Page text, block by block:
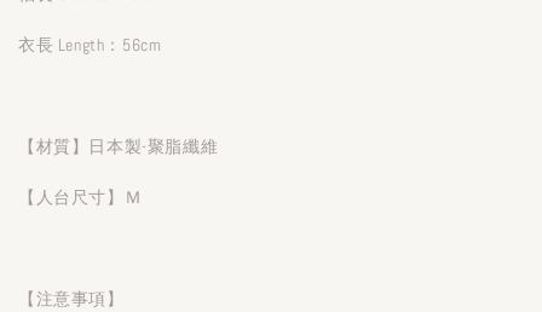
衣長 Length：56cm
【材質】日本製-聚脂纖維
【人台尺寸】Ｍ
【注意事項】